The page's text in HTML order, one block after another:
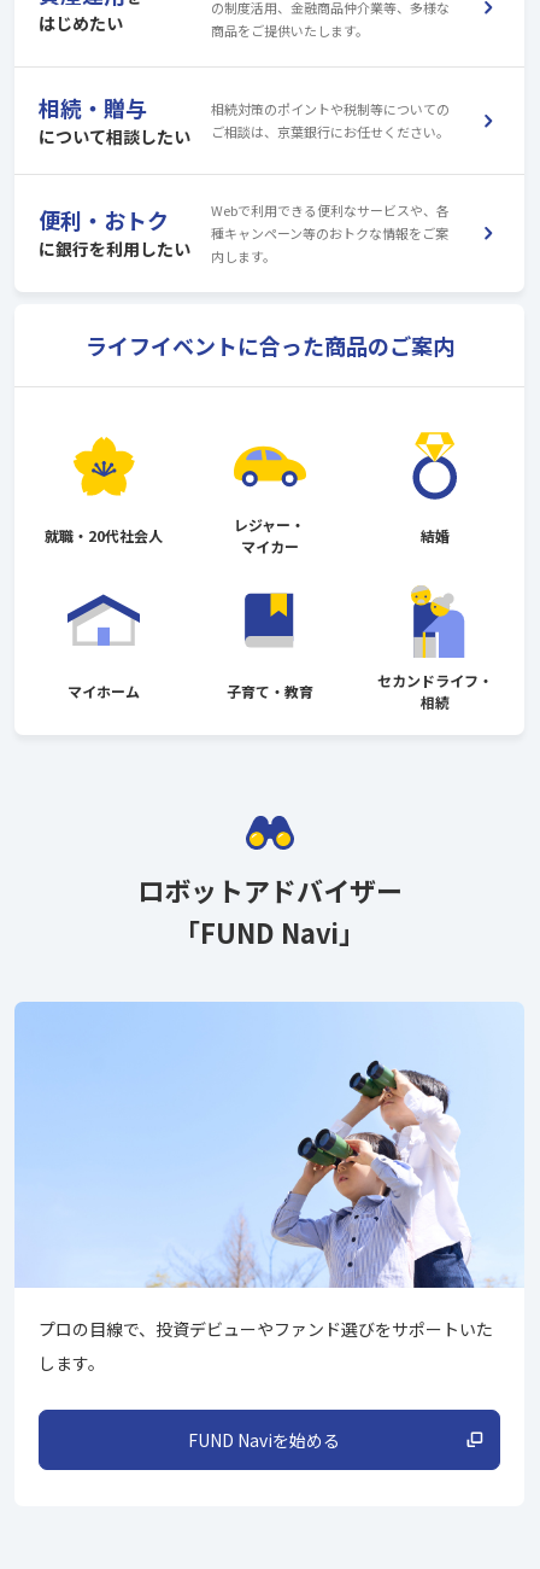
はじめたい
の制度活用、金融商品仲介業等、多様な
商品をご提供いたします。
相続・贈与
について相談したい
相続対策のポイントや税制等についての
ご相談は、京葉銀行にお任せください。
便利・おトク
に銀行を利用したい
Webで利用できる便利なサービスや、各
種キャンペーン等のおトクな情報をご案
内します。
ライフイベントに合った商品のご案内
就職・20代社会人
レジャー・
マイカー
結婚
マイホーム 子育て・教育
セカンドライフ・
相続
ロボットアドバイザー
「FUND Navi」
プロの目線で、投資デビューやファンド選びをサポートいた
します。
FUND Naviを始める